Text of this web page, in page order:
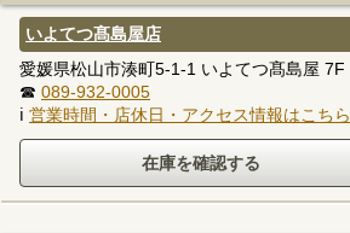
いよてつ髙島屋店
愛媛県松山市湊町5-1-1 いよてつ髙島屋 7F
☎ 089-932-0005
ℹ 営業時間・店休日・アクセス情報はこちら